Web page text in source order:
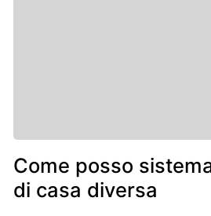
Come posso
di casa diversa